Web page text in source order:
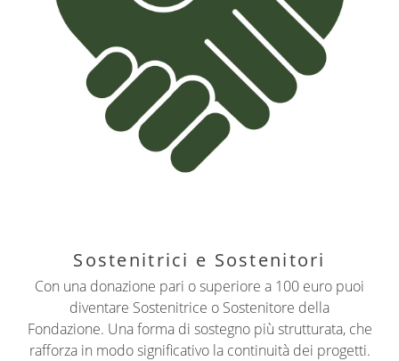
Sostenitrici e Sostenitori
Con una donazione pari o superiore a 100 euro puoi
diventare Sostenitrice o Sostenitore della
Fondazione. Una forma di sostegno più strutturata, che
rafforza in modo significativo la continuità dei progetti.